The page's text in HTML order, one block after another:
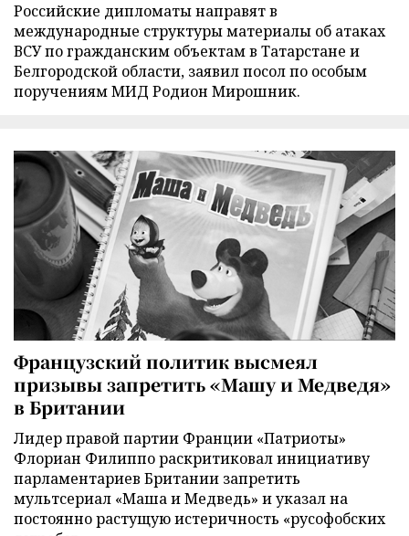
Российские дипломаты направят в
международные структуры материалы об атаках
ВСУ по гражданским объектам в Татарстане и
Белгородской области, заявил посол по особым
поручениям МИД Родион Мирошник.
Французский политик высмеял
призывы запретить «Машу и Медведя»
в Британии
Лидер правой партии Франции «Патриоты»
Флориан Филиппо раскритиковал инициативу
парламентариев Британии запретить
мультсериал «Маша и Медведь» и указал на
постоянно растущую истеричность «русофобских